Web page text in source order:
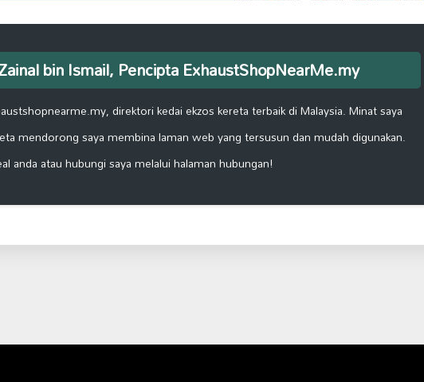
bin Ismail, Pencipta ExhaustShopNearMe.my
direktori kedai ekzos kereta terbaik di Malaysia. Minat saya
mendorong saya membina laman web yang tersusun dan mudah digunakan.
anda atau hubungi saya melalui halaman hubungan!